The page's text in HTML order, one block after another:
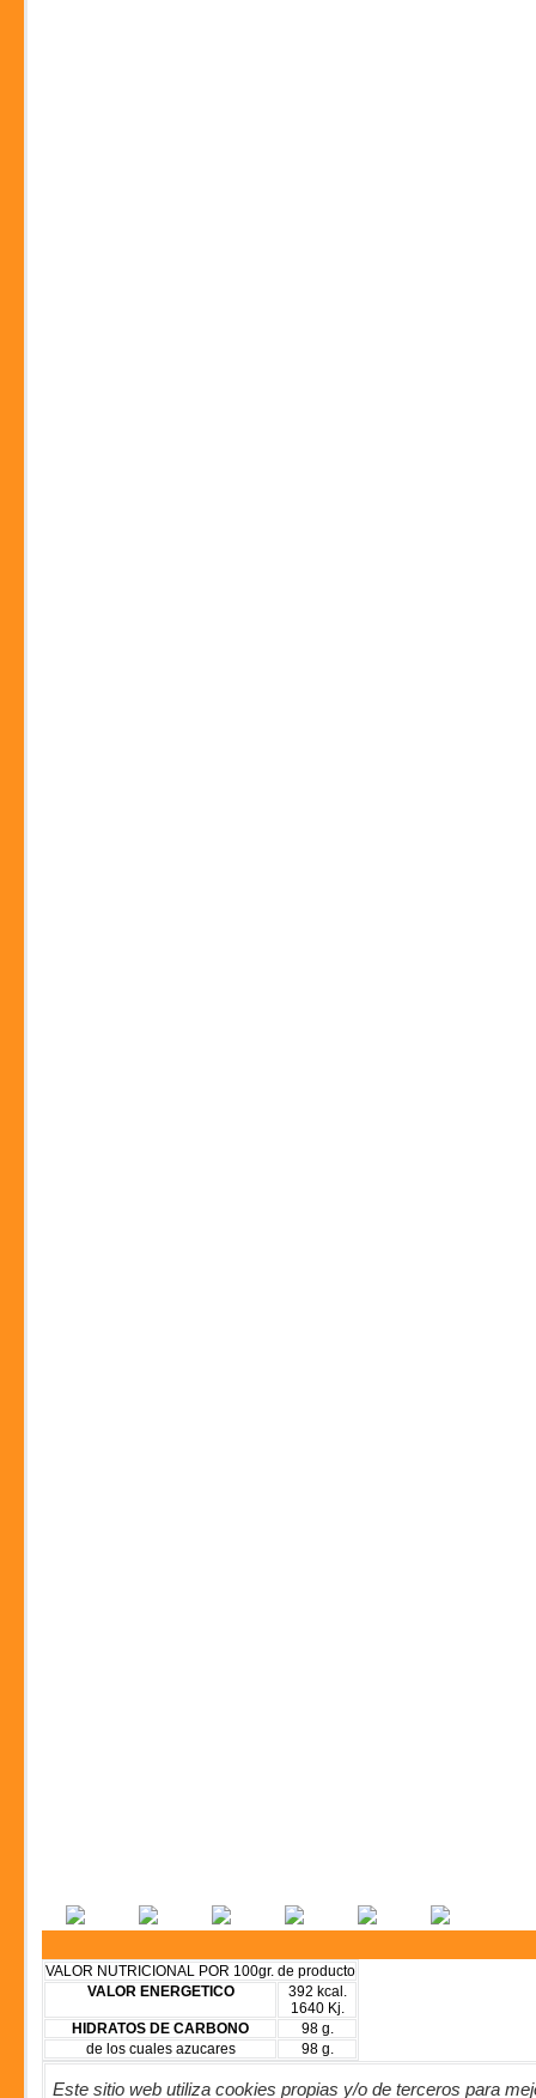
VALOR NUTRICIONAL POR 100gr. de producto
VALOR ENERGETICO
392 kcal.
1640 Kj.
HIDRATOS DE CARBONO
98 g.
de los cuales azucares
98 g.
Este sitio web utiliza cookies propias y/o de terceros para